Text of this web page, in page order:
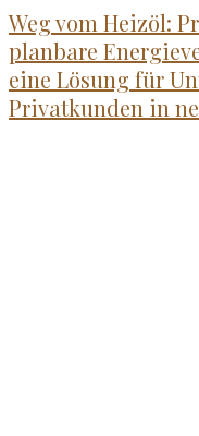
Weg vom Heizöl:
planbare
eine Lösung für
Privatkunden in